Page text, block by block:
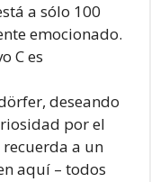
a sólo 100
emocionado.
C es
deseando
por el
a un
aquí – todos